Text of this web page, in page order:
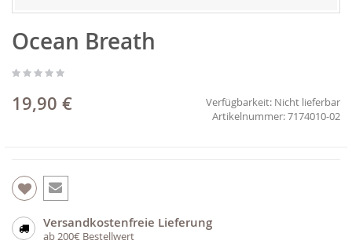
Anfang
der
springen
Ocean Breath
19,90 € Verfügbarkeit: Nicht lieferbar
7174010-02
Versandkostenfreie Lieferung
ab 200€ Bestellwert